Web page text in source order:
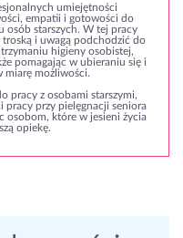
umiejętności
empatii i gotowości do
osób starszych. W tej pracy
i uwagą podchodzić do
higieny osobistej,
pomagając w ubieraniu się i
miarę możliwości.
pracy z osobami starszymi,
pracy przy pielęgnacji seniora
osobom, które w jesieni życia
opiekę.